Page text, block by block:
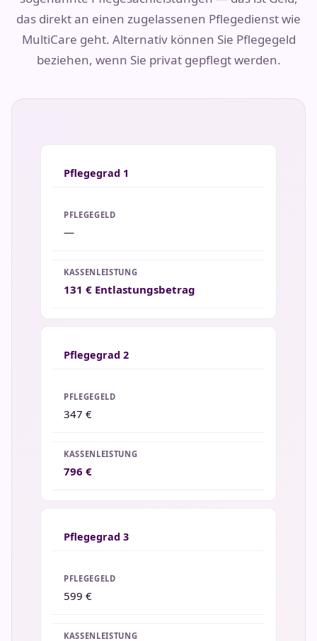
das direkt an einen zugelassenen Pflegedienst wie
MultiCare geht. Alternativ können Sie Pflegegeld
beziehen, wenn Sie privat gepflegt werden.
Pflegegrad 1
—
131 € Entlastungsbetrag
Pflegegrad 2
347 €
796 €
Pflegegrad 3
599 €